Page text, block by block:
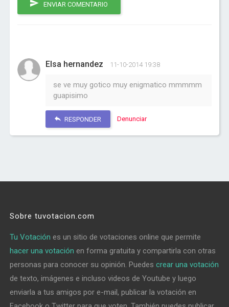
ENVIAR COMENTARIO
Elsa hernandez 11-10-2014 19:38
se ve muy gotico muy enigmatico mmmmm
guapisimo
RESPONDER Denunciar
Sobre tuvotacion.com
Tu Votación es un sitio de votaciones online que permite
hacer una votación en forma gratuita y compartirla con otras
personas para conocer su opinión. Puedescrear una votación
de texto, imágenes e incluso videos de Youtube y luego
enviarla a tus amigos por e-mail, publicar la votación en